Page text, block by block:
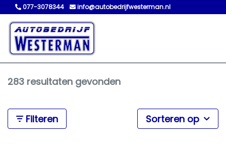
077-3078344 info@autobedrijfwesterman.nl
283 resultaten gevonden
Filteren Sorteren op